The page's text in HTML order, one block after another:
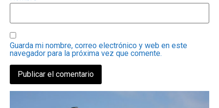
Guarda mi nombre, correo electrónico y web en este
navegador para la próxima vez que comente.